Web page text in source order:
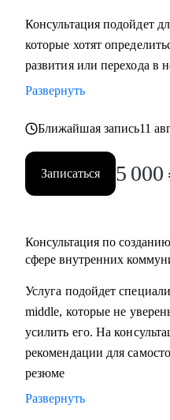
внутренних
корпоративного event-
• подготовить или
• разработать стратегию
• помочь разобраться с
направлениями и с тем, как
компаниях и отраслях
• проанализировать ваше
• специалистам, которые
мероприятий, комьюнити-
• тем, кто хочет сменить
внутриком, HR-бренд и
• специалистам уровня
коммуникации, HR-бренд,
Консультация подойдет
которые хотят
развития или перехода в
Развернуть
Ближайшая запись11
Записаться 5 000
Консультация по
сфере внутренних
Услуга подойдет
middle, которые не
усилить его. На
рекомендации для
резюме
Развернуть